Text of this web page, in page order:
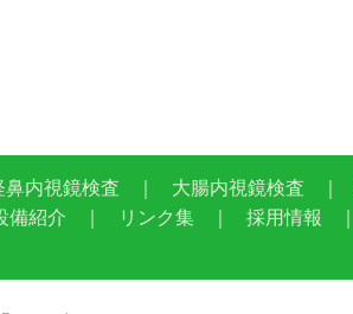
鼻内視鏡検査 大腸内視鏡検査
備紹介 リンク集 採用情報